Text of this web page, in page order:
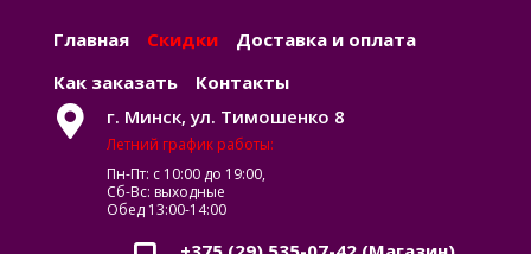
Главная Скидки
Доставка и оплата
Как заказать
Контакты
г. Минск, ул. Тимошенко 8
Летний график работы:
Пн-Пт: с 10:00 до 19:00,
Сб-Вс: выходные
Обед 13:00-14:00